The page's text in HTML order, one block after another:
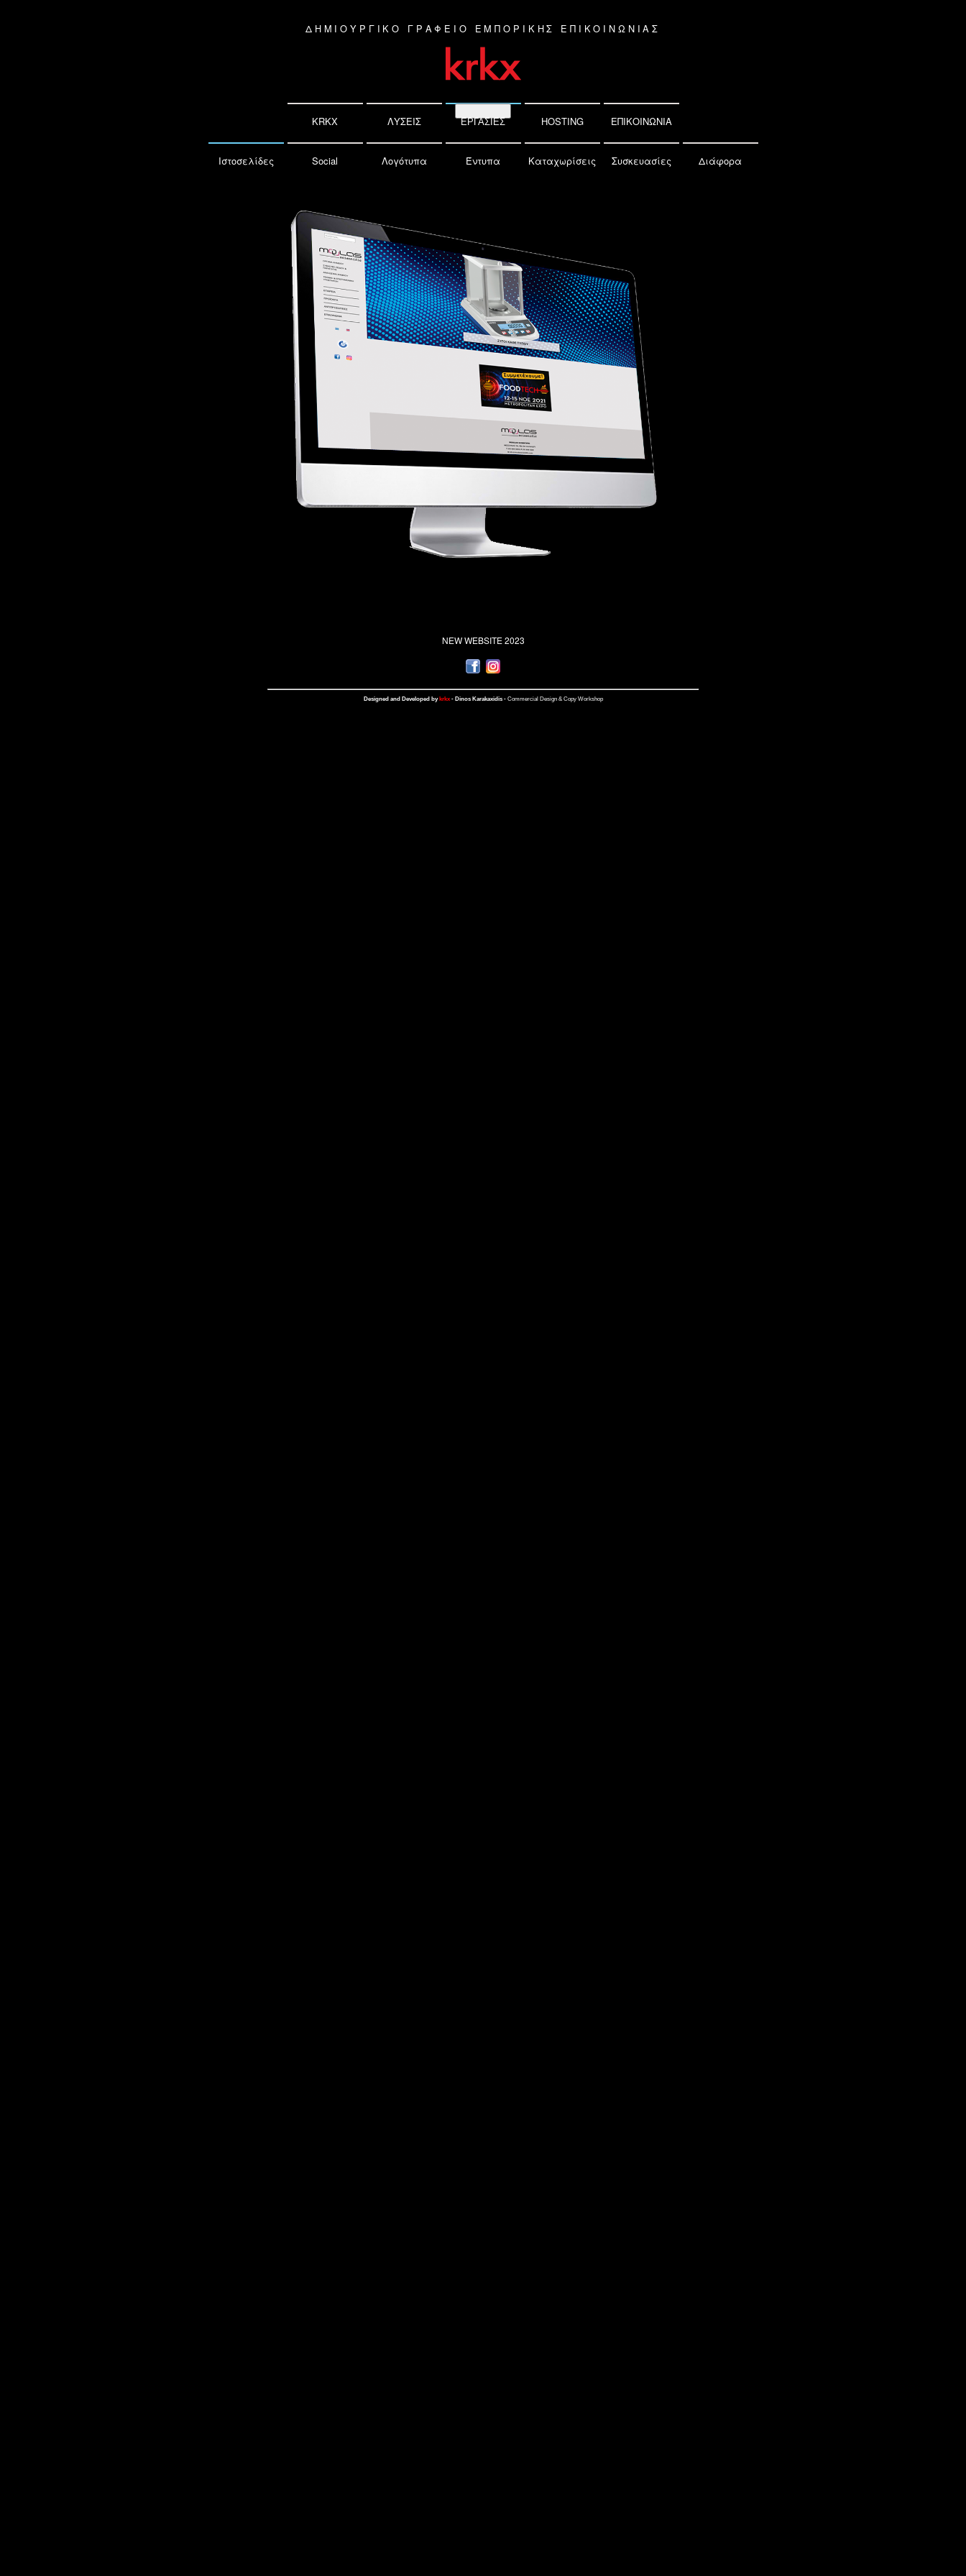
ΔΗΜΙΟΥΡΓΙΚΟ ΓΡΑΦΕΙΟ ΕΜΠΟΡΙΚΗΣ ΕΠΙΚΟΙΝΩΝΙΑΣ
KRKX ΛΥΣΕΙΣ ΕΡΓΑΣΙΕΣ
Ιστοσελίδες Social Λογότυπα Έντυπα Καταχωρίσεις Συσκευασίες Διάφορα
HOSTING ΕΠΙΚΟΙΝΩΝΙΑ
NEW WEBSITE 2023
Designed and Developed bykrkx- Dinos Karakaxidis - Commercial Design & Copy Workshop